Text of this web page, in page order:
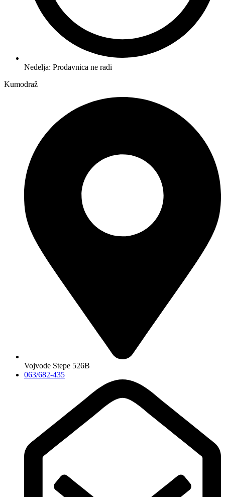
Nedelja: Prodavnica ne radi
Kumodraž
Vojvode Stepe 526B
063/682-435